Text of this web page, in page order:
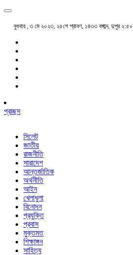
বুধবার , ৩ মে ২০২৩, ২৫শে শ্রাবণ, ১৪৩৩ বঙ্গাব্দ, দুপুর ২:৫০
প্রচ্ছদ
সিলেট
জাতীয়
রাজনীতি
সারাদেশ
আন্তর্জাতিক
অর্থনীতি
আইন
খেলাধুলা
বিনোদন
প্রযুক্তি
প্রবাস
মুক্তমত
শিক্ষাঙ্গন
সাহিত্য